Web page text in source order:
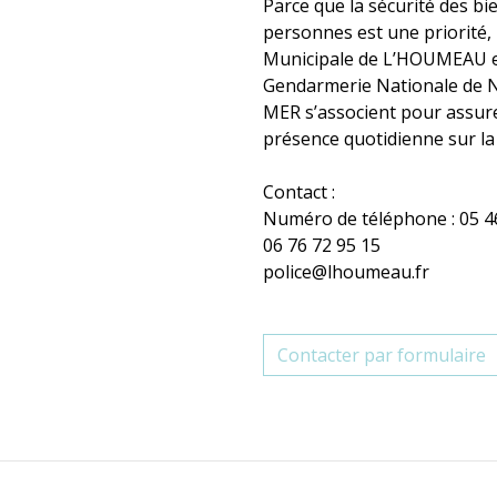
Parce que la sécurité des
personnes est une priorité,
Municipale de L’HOUMEAU
Gendarmerie Nationale de
MER s’associent pour
présence quotidienne sur
Contact :
Numéro de téléphone : 05
06 76 72 95 15
police@lhoumeau.fr
Contacter par formulaire